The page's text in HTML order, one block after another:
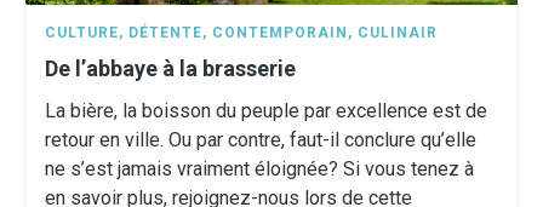
CULTURE, DÉTENTE, CONTEMPORAIN , CULINAIR
De l’abbaye à la brasserie
La bière, la boisson du peuple par excellence est de
retour en ville. Ou par contre, faut-il conclure qu’elle
ne s’est jamais vraiment éloignée? Si vous tenez à
en savoir plus, rejoignez-nous lors de cette